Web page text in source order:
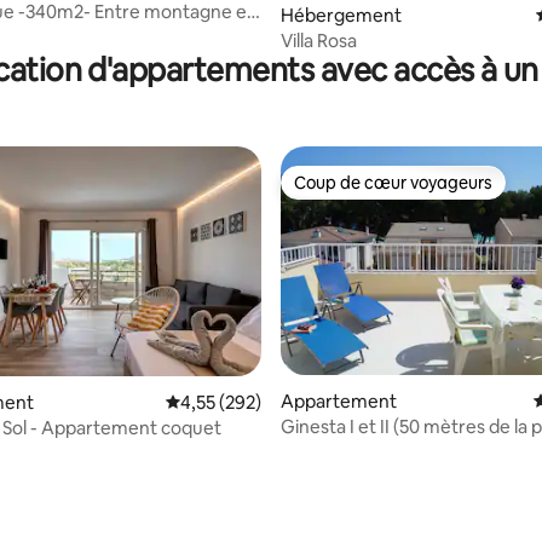
sur la base de 4 commentaires : 5 sur 5
-340m2- Entre montagne et
Hébergement
Villa Rosa
d'appartements avec accès à
la base de 24 commentaires : 4,83 sur 5
Évaluation moyenne sur la base de 292
4,55 (292)
Sol - Appartement coquet
Coup de cœur voyageurs
Coup de cœur voyageurs
Appartement
Ginesta I et II (50 mètres de la